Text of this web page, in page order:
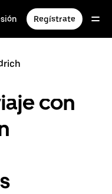
Regístrate
con